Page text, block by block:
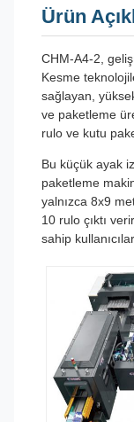
Ürün
CHM-A4-2,
Kesme
sağlayan,
ve paketleme
rulo ve kutu
Bu küçük ayak
paketleme
yalnızca 8x9
10 rulo çıktı
sahip